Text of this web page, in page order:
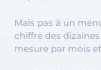
Mais pas à un
chiffre des
mesure par mois